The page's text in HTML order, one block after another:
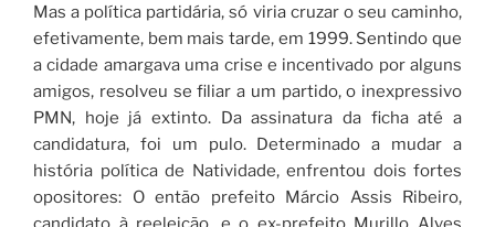
Mas a política partidária, só viria cruzar o seu caminho,
efetivamente, bem mais tarde, em 1999. Sentindo que
a cidade amargava uma crise e incentivado por alguns
amigos, resolveu se filiar a um partido, o inexpressivo
PMN, hoje já extinto. Da assinatura da ficha até a
candidatura, foi um pulo. Determinado a mudar a
história política de Natividade, enfrentou dois fortes
opositores: O então prefeito Márcio Assis Ribeiro,